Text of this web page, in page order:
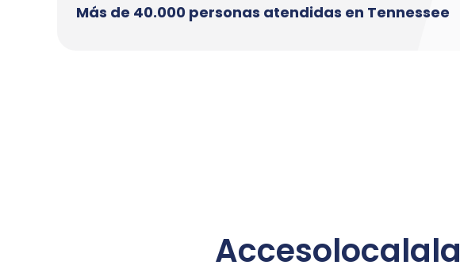
Más de 40.000 personas atendidas en Tennessee
Accesolocalala